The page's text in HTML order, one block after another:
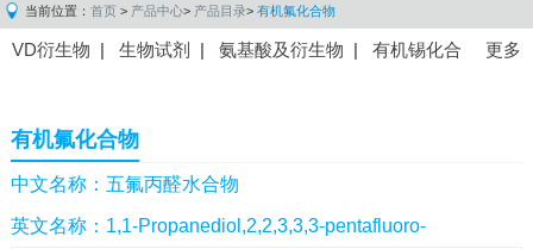
当前位置： 首页 > 产品中心> 产品目录> 有机氟化合物
更多
VD衍生物 | 生物试剂 | 氨基酸及衍生物 | 有机锡化合
间体|抗高血压药物中间体
感染药物中间体|
体 |抗精神病药物中间体 |
药中间体|其他原料药中间体|
有机氟化合物
中文名称：五氟丙醛水合物
英文名称：1,1-Propanediol,2,2,3,3,3-pentafluoro-